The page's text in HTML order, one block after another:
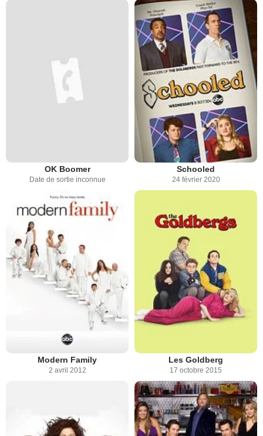
OK Boomer
Date de sortie inconnue
Schooled
24 février 2020
Modern Family
2 avril 2012
Les Goldberg
17 octobre 2015